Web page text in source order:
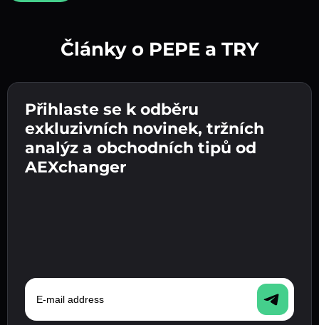
Zadejte adresu své kryptopeněženky 👉
pokračujte k dalšímu kroku.
Potvrďte svou totožnost 👉 pokračujte k
poslednímu kroku.
Odešlete vklad 👉 obdržíte kryptoměnu nebo
fiat měnu ve své peněžence.
Články o PEPE a TRY
Přihlaste se k odběru
exkluzivních novinek, tržních
analýz a obchodních tipů od
AEXchanger
E-mail address